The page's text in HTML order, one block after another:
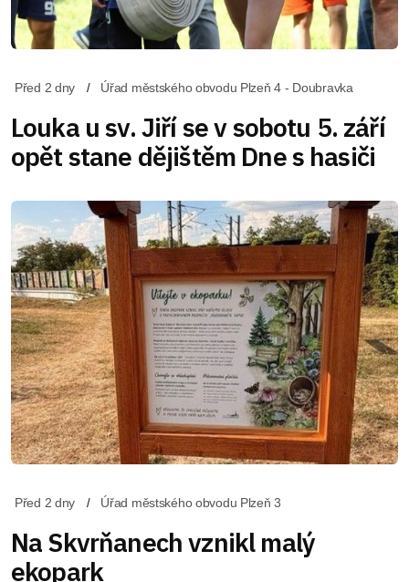
Před 2 dny Úřad městského obvodu Plzeň 4 - Doubravka
Louka u sv. Jiří se v sobotu 5. září
opět stane dějištěm Dne s hasiči
Před 2 dny Úřad městského obvodu Plzeň 3
Na Skvrňanech vznikl malý
ekopark